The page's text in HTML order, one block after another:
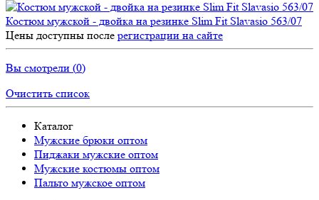
Костюм мужской - двойка на резинке Slim Fit Slavasio 563/07
Цены доступны после регистрации на сайте
Вы смотрели (0)
Очистить список
Каталог
Мужские брюки оптом
Пиджаки мужские оптом
Мужские костюмы оптом
Пальто мужское оптом